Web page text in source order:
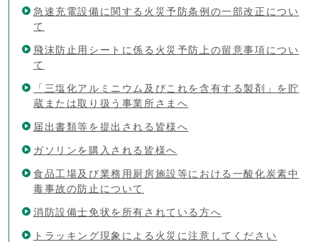
急速充電設備に関する火災予防条例の一部改正につい
て
飛沫防止用シートに係る火災予防上の留意事項につい
て
「三塩化アルミニウム及びこれを含有する製剤」を貯
蔵または取り扱う事業所さまへ
届出書類等を提出される皆様へ
ガソリンを購入される皆様へ
食品工場及び業務用厨房施設等における一酸化炭素中
毒事故の防止について
消防設備士免状を所有されている方へ
トラッキング現象による火災に注意してください